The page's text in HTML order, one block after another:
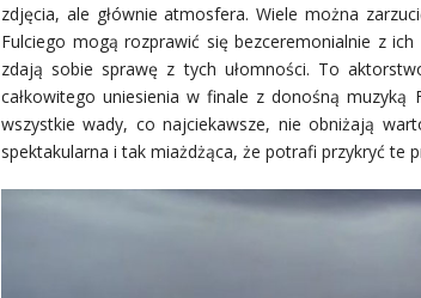
zdjęcia, ale głównie atmosfera. Wiele można
Fulciego mogą rozprawić się bezceremonialnie z
zdają sobie sprawę z tych ułomności. To
całkowitego uniesienia w finale z donośną muzyką
wszystkie wady, co najciekawsze, nie obniżają
spektakularna i tak miażdżąca, że potrafi przykryć te